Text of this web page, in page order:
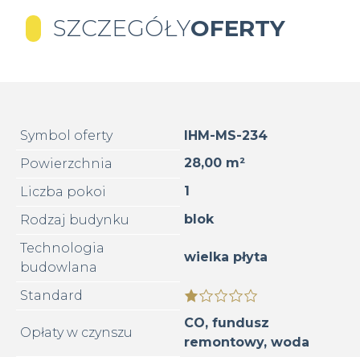
SZCZEGÓŁYOFERTY
Symbol oferty
IHM-MS-234
Powierzchnia
28,00 m²
Liczba pokoi
1
Rodzaj budynku
blok
Technologia
budowlana
wielka płyta
Standard
Opłaty w czynszu
CO, fundusz
remontowy, woda